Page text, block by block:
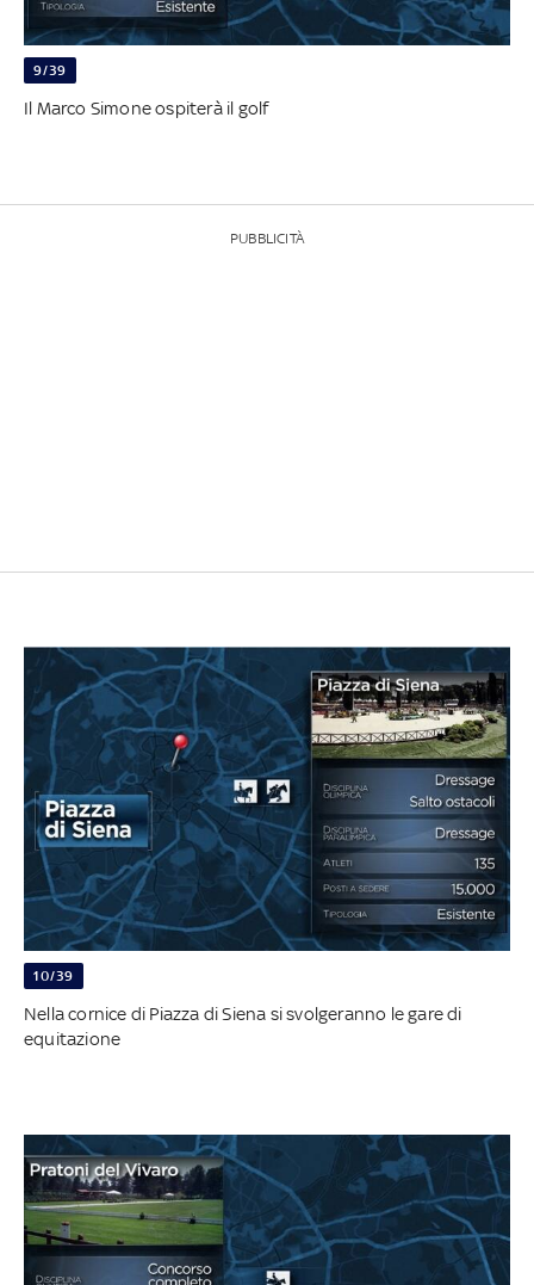
9/39
Il Marco Simone ospiterà il golf
PUBBLICITÀ
10/39
Nella cornice di Piazza di Siena si svolgeranno le gare di
equitazione